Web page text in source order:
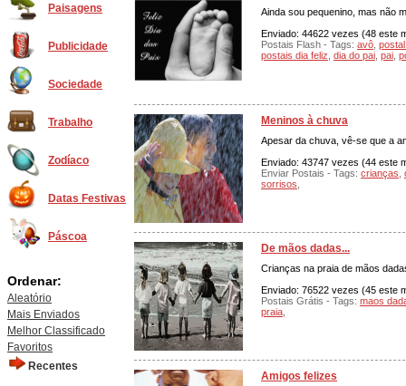
Paisagens
Publicidade
Sociedade
Trabalho
Zodíaco
Datas Festivas
Páscoa
Ordenar:
Aleatório
Mais Enviados
Melhor Classificado
Favoritos
Recentes
Ainda sou pequenino, mas não
Enviado: 44622 vezes (48 este
Postais Flash - Tags: avô
postais dia feliz dia do pai pai
Meninos à chuva
Apesar da chuva, vê-se que a
Enviado: 43747 vezes (44 este
Enviar Postais - Tags: crianças
sorrisos
De mãos dadas...
Crianças na praia de mãos
Enviado: 76522 vezes (45 este
Postais Grátis - Tags: maos
praia
Amigos felizes